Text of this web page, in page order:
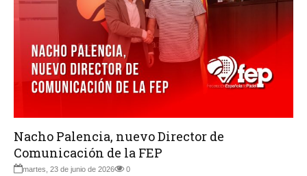
Nacho Palencia, nuevo Director de
Comunicación de la FEP
martes, 23 de junio de 2026 0